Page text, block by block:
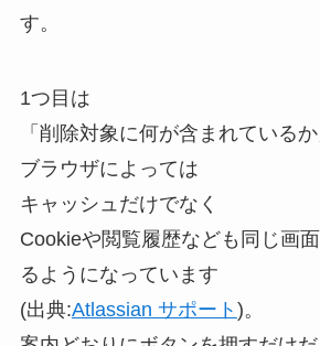
す。
1つ目は
「削除対象に何が含まれているか
ブラウザによっては
キャッシュだけでなく
Cookieや閲覧履歴なども同じ画
るようになっています
(出典:Atlassian サポート )。